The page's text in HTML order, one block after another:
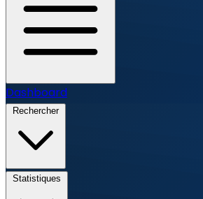
Dashboard
Rechercher
Statistiques